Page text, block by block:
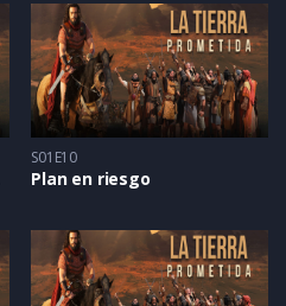
S01E10
Plan en riesgo